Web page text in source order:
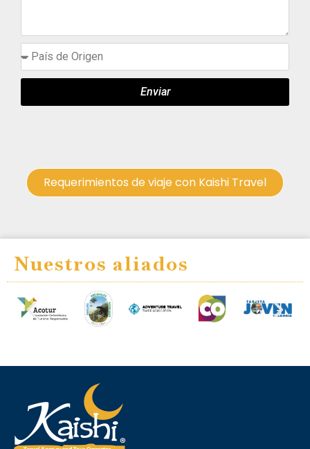
Enviar
Requerimientos de viaje con Kaishi Travel
Nuestros aliados